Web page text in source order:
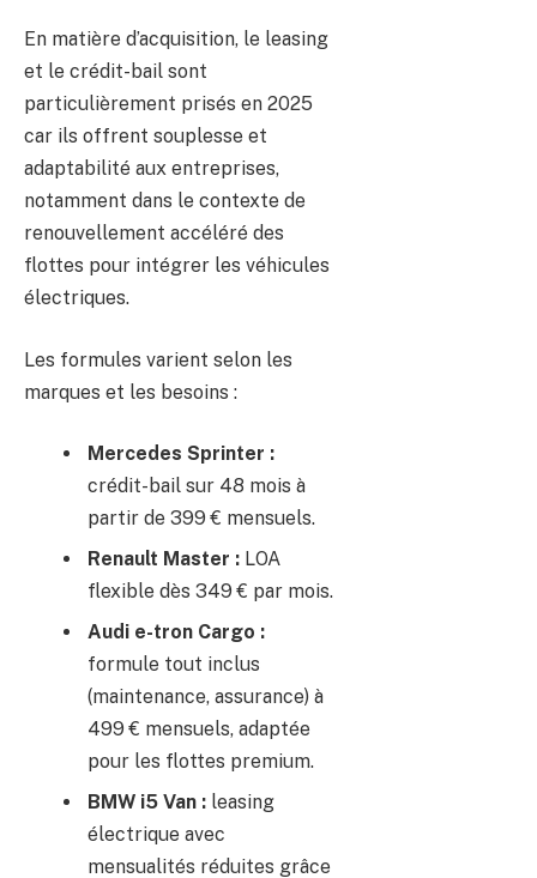
En matière d’acquisition, le leasing
et le crédit-bail sont
particulièrement prisés en 2025
car ils offrent souplesse et
adaptabilité aux entreprises,
notamment dans le contexte de
renouvellement accéléré des
flottes pour intégrer les véhicules
électriques.
Les formules varient selon les
marques et les besoins :
Mercedes Sprinter :
crédit-bail sur 48 mois à
partir de 399 € mensuels.
Renault Master : LOA
flexible dès 349 € par mois.
Audi e-tron Cargo :
formule tout inclus
(maintenance, assurance) à
499 € mensuels, adaptée
pour les flottes premium.
BMW i5 Van : leasing
électrique avec
mensualités réduites grâce